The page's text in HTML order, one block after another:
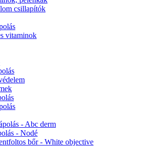
csillapítók
vitaminok
- Abc derm
- Nodé
bőr - White objective